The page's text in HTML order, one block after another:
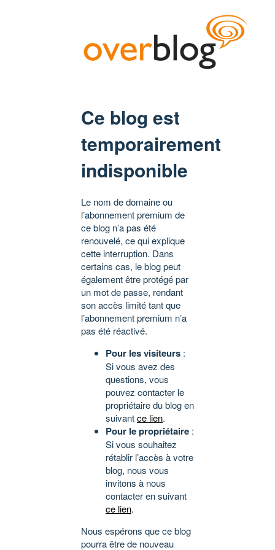
Ce blog est
temporairement
indisponible
Le nom de domaine ou
l’abonnement premium de
ce blog n’a pas été
renouvelé, ce qui explique
cette interruption. Dans
certains cas, le blog peut
également être protégé par
un mot de passe, rendant
son accès limité tant que
l’abonnement premium n’a
pas été réactivé.
Pour les visiteurs :
Si vous avez des
questions, vous
pouvez contacter le
propriétaire du blog en
suivantce lien.
Pour le propriétaire :
Si vous souhaitez
rétablir l’accès à votre
blog, nous vous
invitons à nous
contacter en suivant
ce lien.
Nous espérons que ce blog
pourra être de nouveau